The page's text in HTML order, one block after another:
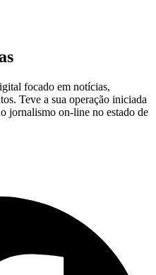
focado em notícias,
Teve a sua operação iniciada
jornalismo on-line no estado de